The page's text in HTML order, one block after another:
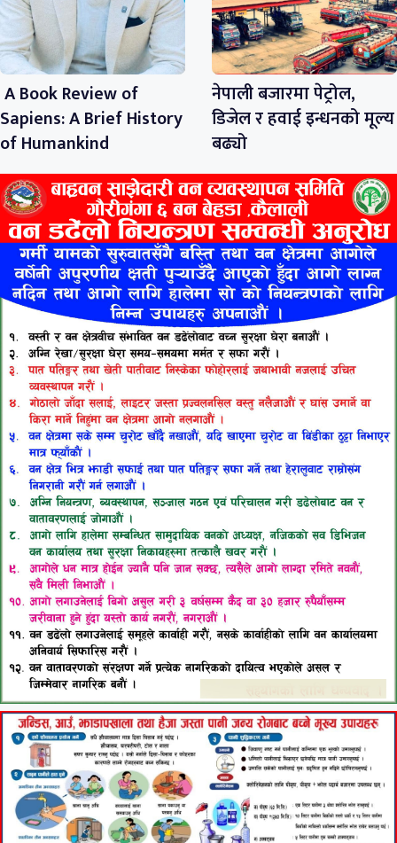
A Book Review of
Sapiens: A Brief History
of Humankind
नेपाली बजारमा पेट्रोल,
डिजेल र हवाई इन्धनको मूल्य
बढ्यो